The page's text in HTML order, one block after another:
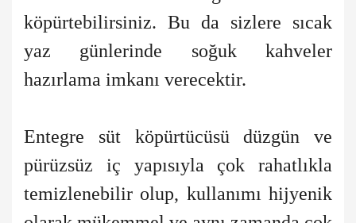
köpürtebilirsiniz. Bu da sizlere sıcak
yaz günlerinde soğuk kahveler
hazırlama imkanı verecektir.
Entegre süt köpürtücüsü düzgün ve
pürüzsüz iç yapısıyla çok rahatlıkla
temizlenebilir olup, kullanımı hijyenik